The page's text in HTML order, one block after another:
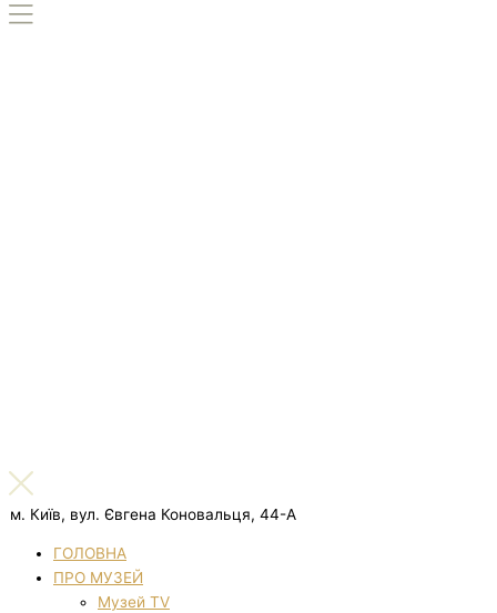
м. Київ, вул. Євгена Коновальця, 44-А
ГОЛОВНА
ПРО МУЗЕЙ
Музей TV